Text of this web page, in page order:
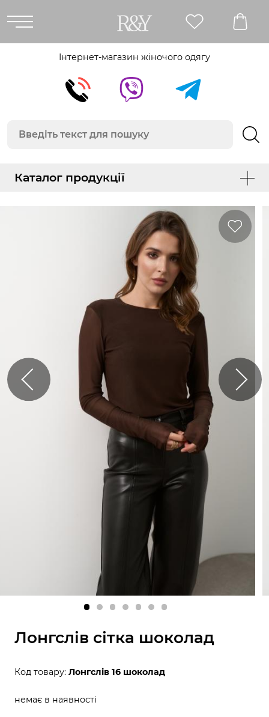
Інтернет-магазин жіночого одягу
Каталог продукції
Лонгслів сітка шоколад
Код товару: Лонгслів 16 шоколад
немає в наявності